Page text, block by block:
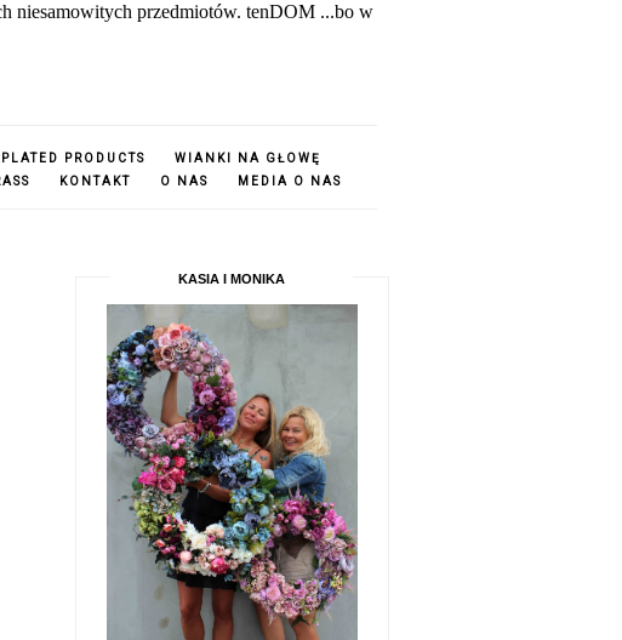
niesamowitych przedmiotów. tenDOM ...bo w
PRODUCTS
WIANKI NA GŁOWĘ
KONTAKT O NAS MEDIA O NAS
KASIA I MONIKA